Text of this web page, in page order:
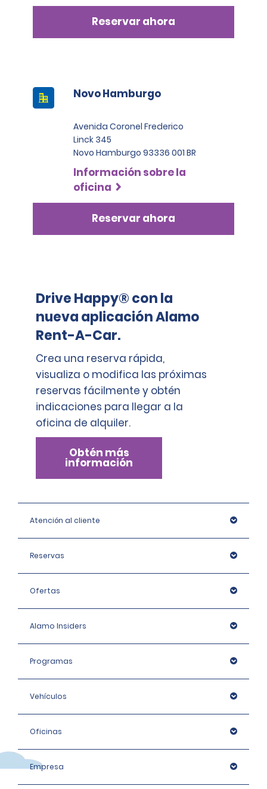
Reservar ahora
Novo Hamburgo
Avenida Coronel Frederico
Linck 345
Novo Hamburgo 93336 001 BR
Información sobre la
oficina
Reservar ahora
Drive Happy® con la
nueva aplicación Alamo
Rent-A-Car.
Crea una reserva rápida,
visualiza o modifica las próximas
reservas fácilmente y obtén
indicaciones para llegar a la
oficina de alquiler.
Obtén más
información
Atención al cliente
Reservas
Ofertas
Alamo Insiders
Programas
Vehículos
Oficinas
Empresa